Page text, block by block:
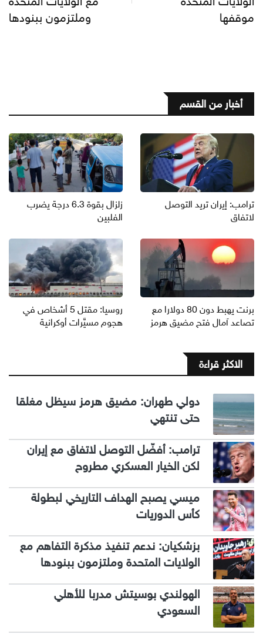
موقفها
وملتزمون ببنودها
أخبار من القسم
ترامب: إيران تريد التوصل
لاتفاق
زلزال بقوة 6.3 درجة يضرب
الفلبين
برنت يهبط دون 80 دولارا مع
تصاعد آمال فتح مضيق هرمز
روسيا: مقتل 5 أشخاص في
هجوم مسيَّرات أوكرانية
الاكثر قراءة
دولي طهران: مضيق هرمز سيظل مغلقا
حتى تنتهي
ترامب: أفضّل التوصل لاتفاق مع إيران
لكن الخيار العسكري مطروح
ميسي يصبح الهداف التاريخي لبطولة
كأس الدوريات
بزشكيان: ندعم تنفيذ مذكرة التفاهم مع
الولايات المتحدة وملتزمون ببنودها
الهولندي بوسيتش مدربا للأهلي
السعودي